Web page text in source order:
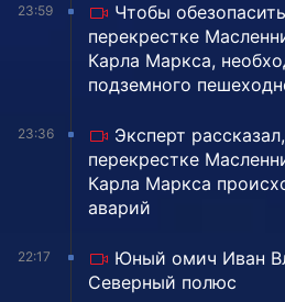
23:59
Чтобы
перекрестке
Карла Маркса,
подземного
23:36
Эксперт
перекрестке
Карла Маркса
аварий
22:17
Юный омич Иван
Северный полюс